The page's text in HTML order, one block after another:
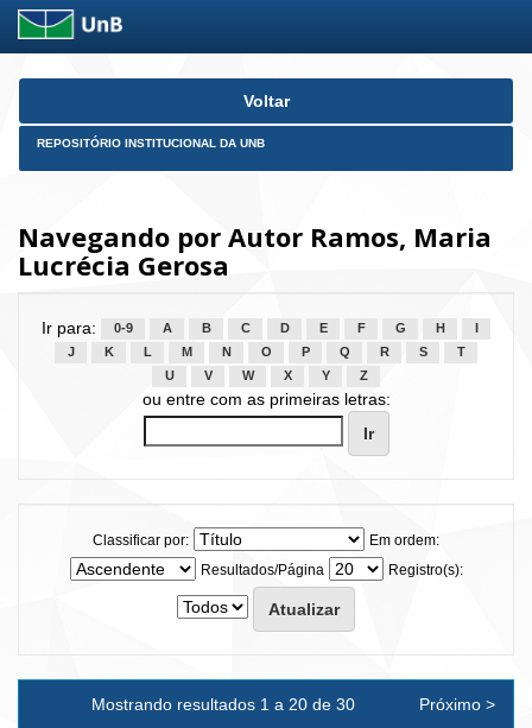
Skip
Voltar
REPOSITÓRIO INSTITUCIONAL DA UNB
Navegando por Autor Ramos, Maria
Lucrécia Gerosa
Ir para: 0-9 A B C D E F G H
J
K L M N O P Q R S
T
U
V W X Y Z
ou entre com as primeiras letras:
Classificar por:
Em ordem:
Resultados/Página
Registro(s):
Mostrando resultados 1 a 20 de 30 Próximo >